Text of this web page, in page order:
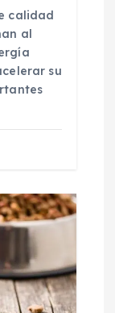
calidad
al
su